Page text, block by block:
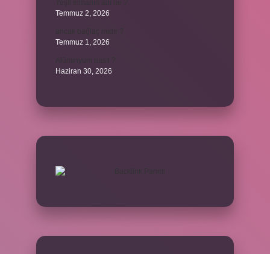
Temmuz 2, 2026
Temmuz 1, 2026
Haziran 30, 2026